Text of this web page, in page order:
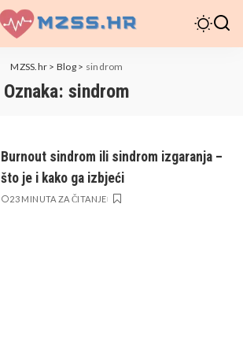
MZSS.hr > Blog > sindrom
Oznaka: sindrom
Burnout sindrom ili sindrom izgaranja –
što je i kako ga izbjeći
23 MINUTA ZA ČITANJE